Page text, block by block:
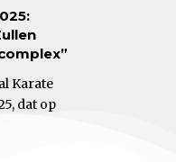
Karate
dat op